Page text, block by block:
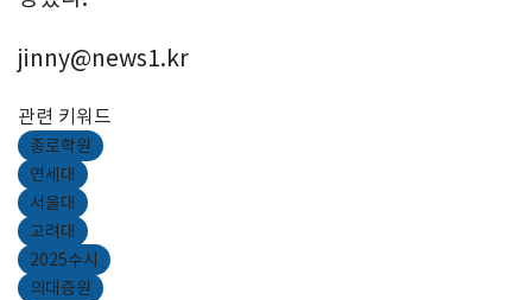
jinny@news1.kr
관련 키워드
종로학원
연세대
서울대
고려대
2025수시
의대증원